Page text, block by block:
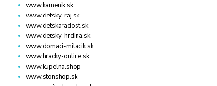
www.kamenik.sk
www.detsky-raj.sk
www.detskaradost.sk
www.detsky-hrdina.sk
www.domaci-milacik.sk
www.hracky-online.sk
www.kupelna.shop
www.stonshop.sk